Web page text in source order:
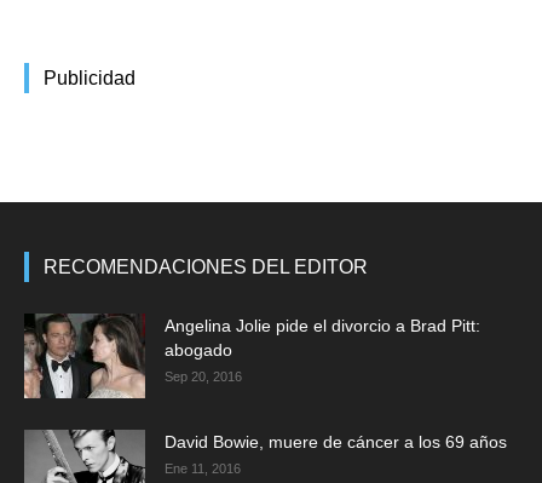
Publicidad
RECOMENDACIONES DEL EDITOR
Angelina Jolie pide el divorcio a Brad Pitt:
abogado
Sep 20, 2016
David Bowie, muere de cáncer a los 69 años
Ene 11, 2016